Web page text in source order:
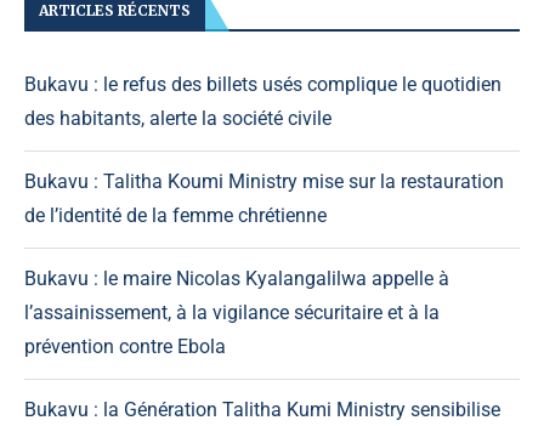
ARTICLES RÉCENTS
Bukavu : le refus des billets usés complique le quotidien
des habitants, alerte la société civile
Bukavu : Talitha Koumi Ministry mise sur la restauration
de l’identité de la femme chrétienne
Bukavu : le maire Nicolas Kyalangalilwa appelle à
l’assainissement, à la vigilance sécuritaire et à la
prévention contre Ebola
Bukavu : la Génération Talitha Kumi Ministry sensibilise